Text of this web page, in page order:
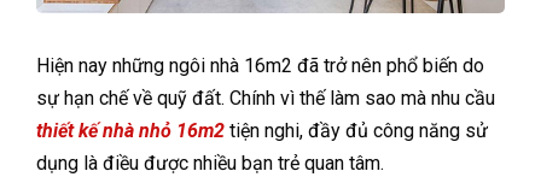
Hiện nay những ngôi nhà 16m2 đã trở nên phổ biến do
sự hạn chế về quỹ đất. Chính vì thế làm sao mà nhu cầu
thiết kế nhà nhỏ 16m2 tiện nghi, đầy đủ công năng sử
dụng là điều được nhiều bạn trẻ quan tâm.